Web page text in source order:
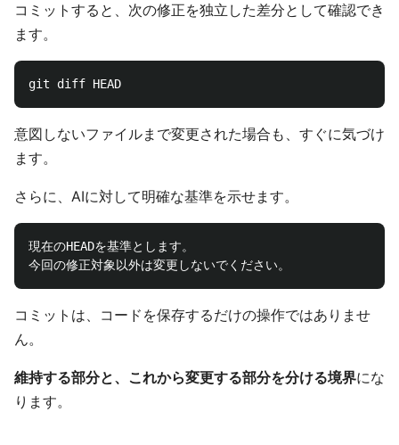
コミットすると、次の修正を独立した差分として確認でき
ます。
意図しないファイルまで変更された場合も、すぐに気づけ
ます。
さらに、AIに対して明確な基準を示せます。
現在のHEADを基準とします。
コミットは、コードを保存するだけの操作ではありませ
ん。
維持する部分と、これから変更する部分を分ける境界にな
ります。